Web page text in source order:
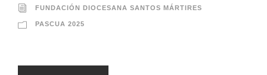
FUNDACIÓN DIOCESANA SANTOS MÁRTIRES
PASCUA 2025